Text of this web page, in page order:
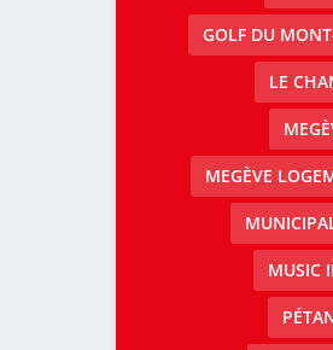
GOLF DU
LE
MEGÈVE
MUSIC